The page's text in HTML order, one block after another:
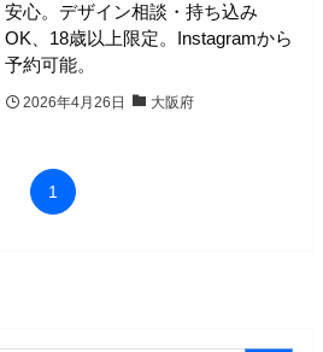
安心。デザイン相談・持ち込み
OK、18歳以上限定。Instagramから
予約可能。
2026年4月26日 大阪府
1